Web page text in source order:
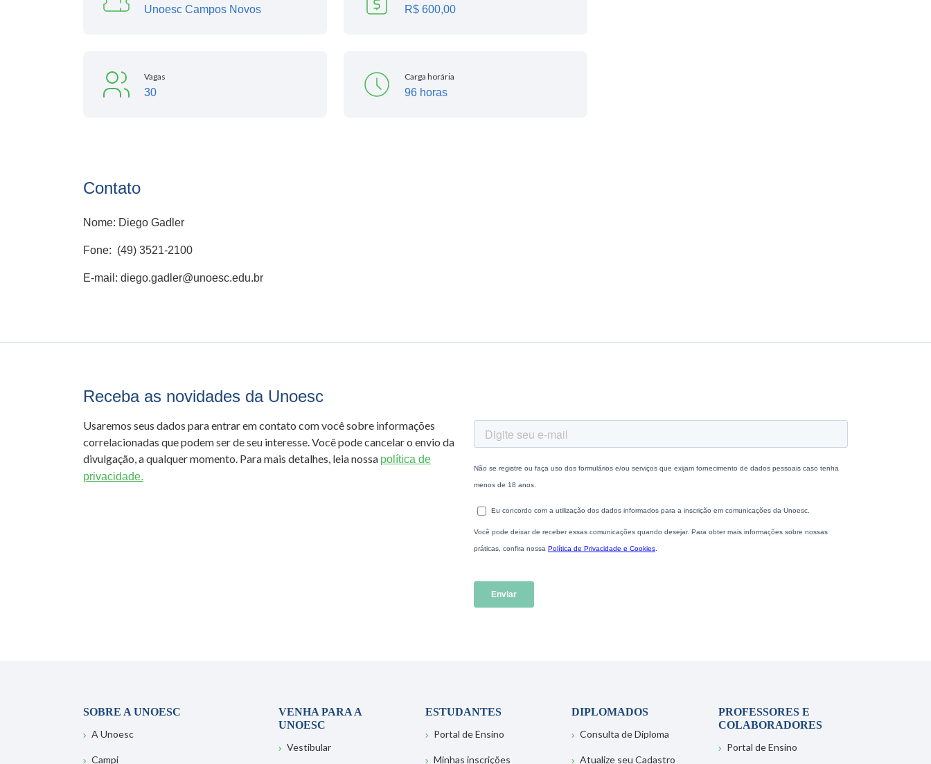
Unoesc Campos Novos R$ 600,00
Vagas
30
Carga horária
96 horas
Contato
Nome: Diego Gadler
Fone: (49) 3521-2100
E-mail: diego.gadler@unoesc.edu.br
Receba as novidades da Unoesc
Usaremos seus dados para entrar em contato com você sobre informações
correlacionadas que podem ser de seu interesse. Você pode cancelar o envio da
divulgação, a qualquer momento. Para mais detalhes, leia nossa política de
privacidade.
SOBRE A UNOESC
A Unoesc
Campi
VENHA PARA A
UNOESC
Vestibular
ESTUDANTES
Portal de Ensino
Minhas inscrições
DIPLOMADOS
Consulta de Diploma
Atualize seu Cadastro
PROFESSORES E
COLABORADORES
Portal de Ensino